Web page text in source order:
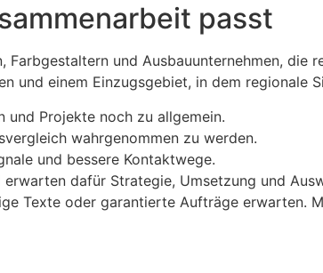
passt
und Ausbauunternehmen,
und einem Einzugsgebiet, in dem regionale
Projekte noch zu allgemein.
wahrgenommen zu werden.
und bessere Kontaktwege.
dafür Strategie, Umsetzung und
Texte oder garantierte Aufträge erwarten.